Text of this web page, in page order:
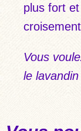
plus fort
Vous
le